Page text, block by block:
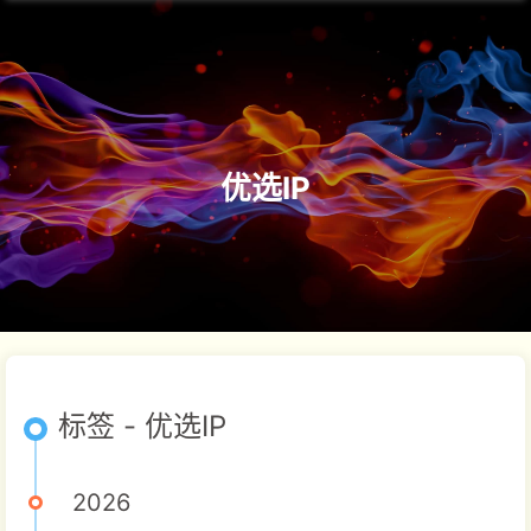
优选IP
标签 - 优选IP
2026